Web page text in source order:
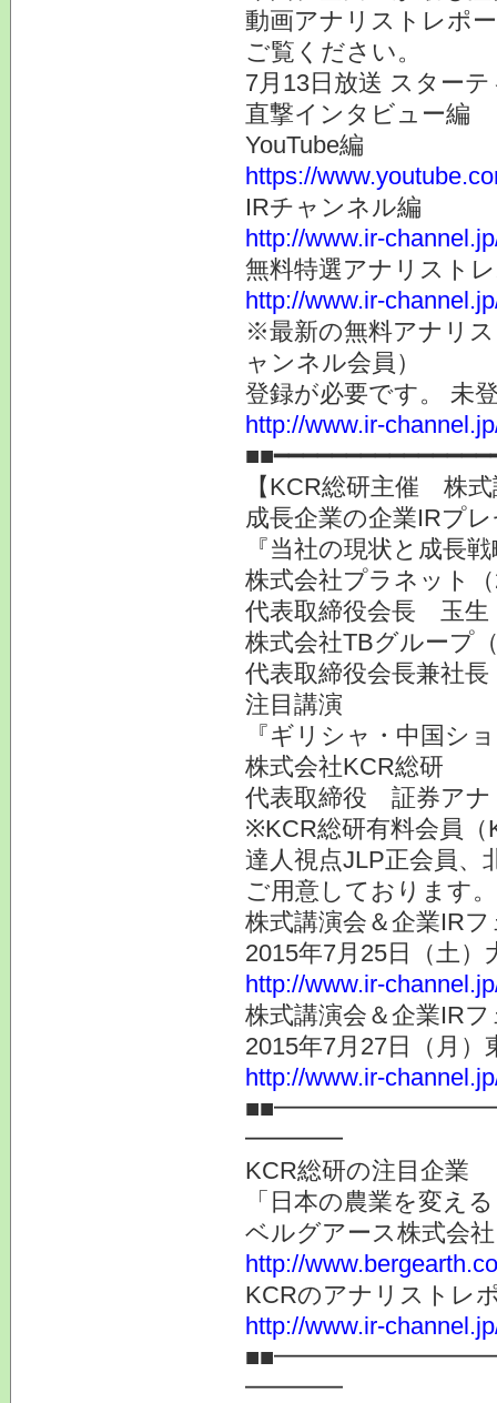
動画アナリストレポ
ご覧ください。
7月13日放送 スター
直撃インタビュー編
YouTube編
https://
IRチャンネル編
http://www.ir-
無料特選アナリスト
http://www.ir-
※最新の無料アナリ
ャンネル会員）
登録が必要です。 未
http://www.ir-
【KCR総研主催 株
成長企業の企業IRプ
『当社の現状と成長
株式会社プラネッ
代表取締役会長 玉
株式会社TBグループ
代表取締役会長兼
注目講演
『ギリシャ・中国シ
株式会社KCR総研
代表取締役 証券ア
※KCR総研有料会員（
達人視点JLP正会員、
ご用意しております。
株式講演会＆企業IR
2015年7月25日（土
http://www.ir-
株式講演会＆企業IR
2015年7月27日（月
http://www.ir-
━━━━
KCR総研の注目企業
「日本の農業を変え
ベルグアース株式会
http://
KCRのアナリストレ
http://www.ir-
━━━━